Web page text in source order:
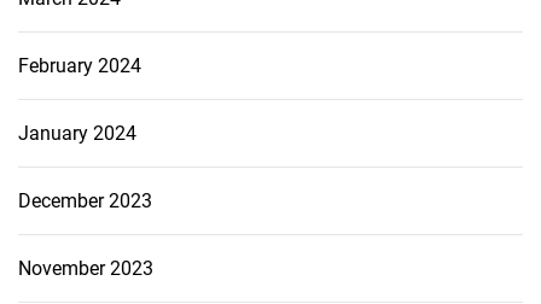
February 2024
January 2024
December 2023
November 2023